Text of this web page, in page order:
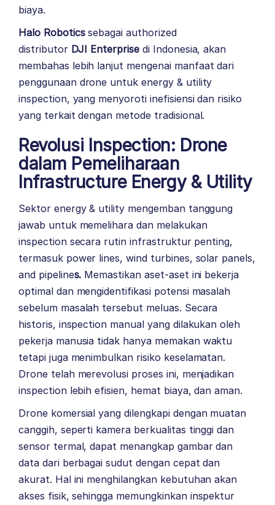
biaya.
Halo Roboticssebagai authorized
distributor DJI Enterprisedi Indonesia, akan
membahas lebih lanjut mengenai manfaat dari
penggunaan drone untuk energy & utility
inspection, yang menyoroti inefisiensi dan risiko
yang terkait dengan metode tradisional.
Revolusi Inspection: Drone
dalam Pemeliharaan
Infrastructure Energy & Utility
Sektor energy & utility mengemban tanggung
jawab untuk memelihara dan melakukan
inspection secara rutin infrastruktur penting,
termasuk power lines, wind turbines, solar panels,
and pipelines. Memastikan aset-aset ini bekerja
optimal dan mengidentifikasi potensi masalah
sebelum masalah tersebut meluas. Secara
historis, inspection manual yang dilakukan oleh
pekerja manusia tidak hanya memakan waktu
tetapi juga menimbulkan risiko keselamatan.
Drone telah merevolusi proses ini, menjadikan
inspection lebih efisien, hemat biaya, dan aman.
Drone komersial yang dilengkapi dengan muatan
canggih, seperti kamera berkualitas tinggi dan
sensor termal, dapat menangkap gambar dan
data dari berbagai sudut dengan cepat dan
akurat. Hal ini menghilangkan kebutuhan akan
akses fisik, sehingga memungkinkan inspektur